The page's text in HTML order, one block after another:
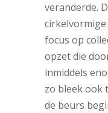
veranderde.
focus op
opzet die
inmiddels
zo bleek ook
de beurs